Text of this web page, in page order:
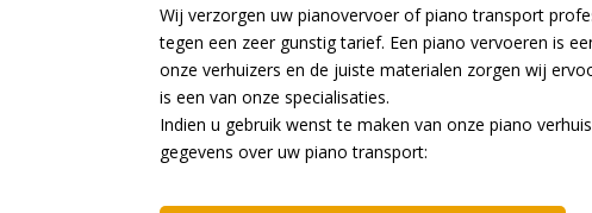
Wij verzorgen uw pianovervoer of piano transport
tegen een zeer gunstig tarief. Een piano vervoeren is
onze verhuizers en de juiste materialen zorgen wij
is een van onze specialisaties.
Indien u gebruik wenst te maken van onze piano
gegevens over uw piano transport: